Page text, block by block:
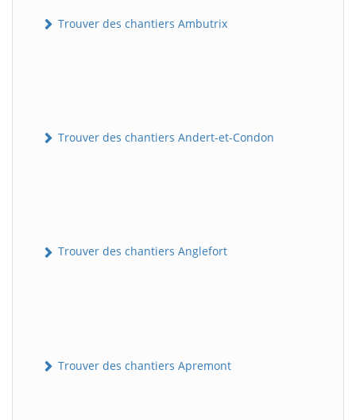
Trouver des chantiers Ambutrix
Trouver des chantiers Andert-et-Condon
Trouver des chantiers Anglefort
Trouver des chantiers Apremont